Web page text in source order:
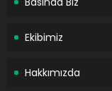
Ekibimiz
Hakkımızda